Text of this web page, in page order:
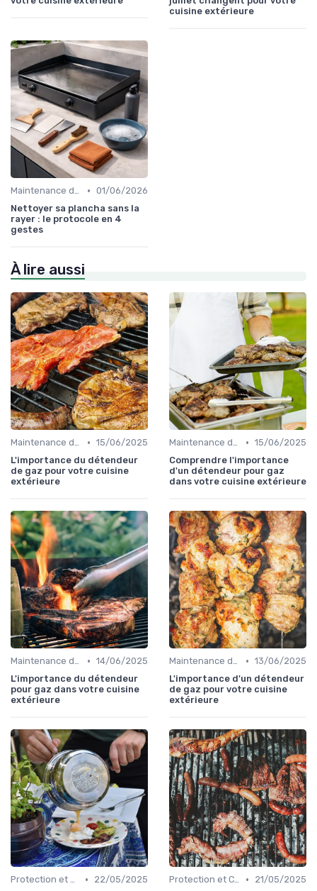
cuisine extérieure
Maintenance des Équipements • 01/06/2026
Nettoyer sa plancha sans la
rayer : le protocole en 4
gestes
À lire aussi
Maintenance des Équipements • 15/06/2025
L'importance du détendeur
de gaz pour votre cuisine
extérieure
Maintenance des Équipements • 15/06/2025
Comprendre l'importance
d'un détendeur pour gaz
dans votre cuisine extérieure
Maintenance des Équipements • 14/06/2025
L'importance du détendeur
pour gaz dans votre cuisine
extérieure
Maintenance des Équipements • 13/06/2025
L'importance d'un détendeur
de gaz pour votre cuisine
extérieure
Protection et Conservation du Matériel •
22/05/2025
Protection et Conservation du Matériel •
21/05/2025